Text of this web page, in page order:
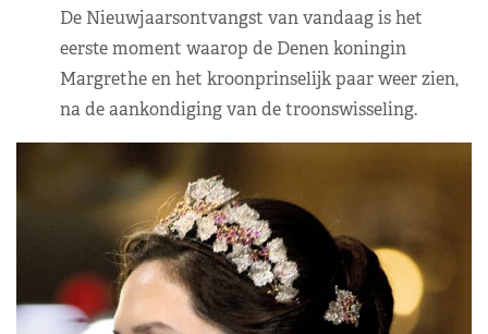
De Nieuwjaarsontvangst van vandaag is het
eerste moment waarop de Denen koningin
Margrethe en het kroonprinselijk paar weer zien,
na de aankondiging van de troonswisseling.